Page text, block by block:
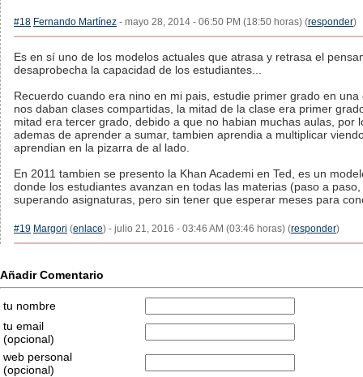
#18 Fernando Martínez - mayo 28, 2014 - 06:50 PM (18:50 horas) (responder)
Es en sí uno de los modelos actuales que atrasa y retrasa el
desaprobecha la capacidad de los estudiantes...
Recuerdo cuando era nino en mi pais, estudie primer grado en una
nos daban clases compartidas, la mitad de la clase era primer
mitad era tercer grado, debido a que no habian muchas aulas, por
ademas de aprender a sumar, tambien aprendia a multiplicar
aprendian en la pizarra de al lado.
En 2011 tambien se presento la Khan Academi en Ted, es un
donde los estudiantes avanzan en todas las materias (paso a paso,
superando asignaturas, pero sin tener que esperar meses para
#19 Margori (enlace) - julio 21, 2016 - 03:46 AM (03:46 horas) (responder)
Añadir Comentario
tu nombre
tu email
(opcional)
web personal
(opcional)